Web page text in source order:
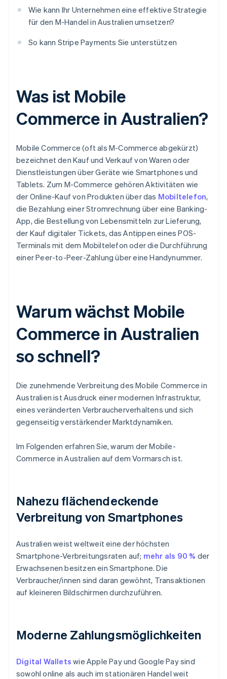
Wie kann Ihr Unternehmen eine effektive Strategie
für den M-Handel in Australien umsetzen?
So kann Stripe Payments Sie unterstützen
Was ist Mobile
Commerce in Australien?
Mobile Commerce (oft als M-Commerce abgekürzt)
bezeichnet den Kauf und Verkauf von Waren oder
Dienstleistungen über Geräte wie Smartphones und
Tablets. Zum M-Commerce gehören Aktivitäten wie
der Online-Kauf von Produkten über das Mobiltelefon,
die Bezahlung einer Stromrechnung über eine Banking-
App, die Bestellung von Lebensmitteln zur Lieferung,
der Kauf digitaler Tickets, das Antippen eines POS-
Terminals mit dem Mobiltelefon oder die Durchführung
einer Peer-to-Peer-Zahlung über eine Handynummer.
Warum wächst Mobile
Commerce in Australien
so schnell?
Die zunehmende Verbreitung des Mobile Commerce in
Australien ist Ausdruck einer modernen Infrastruktur,
eines veränderten Verbraucherverhaltens und sich
gegenseitig verstärkender Marktdynamiken.
Im Folgenden erfahren Sie, warum der Mobile-
Commerce in Australien auf dem Vormarsch ist.
Nahezu flächendeckende
Verbreitung von Smartphones
Australien weist weltweit eine der höchsten
Smartphone-Verbreitungsraten auf; mehr als 90 % der
Erwachsenen besitzen ein Smartphone. Die
Verbraucher/innen sind daran gewöhnt, Transaktionen
auf kleineren Bildschirmen durchzuführen.
Moderne Zahlungsmöglichkeiten
Digital Wallets wie Apple Pay und Google Pay sind
sowohl online als auch im stationären Handel weit